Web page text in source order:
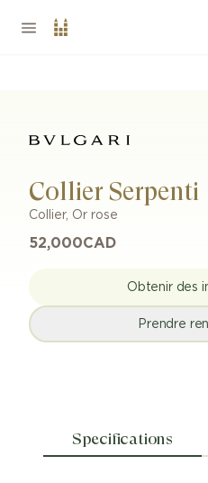
Collier Serpenti
Collier, Or rose
52,000CAD
Obtenir des
Prendre
Specifications